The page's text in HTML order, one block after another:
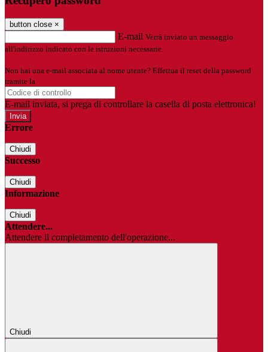
button close ×
E-mail Verrà inviato un messaggio
all'indirizzo indicato con le istruzioni necessarie.
Non hai una e-mail associata al nome utente? Effettua il reset della password
tramite la
E-mail inviata, si prega di controllare la casella di posta elettronica!
Errore
Chiudi
Successo
Chiudi
Informazione
Chiudi
Attendere...
Attendere il completamento dell'operazione...
Chiudi